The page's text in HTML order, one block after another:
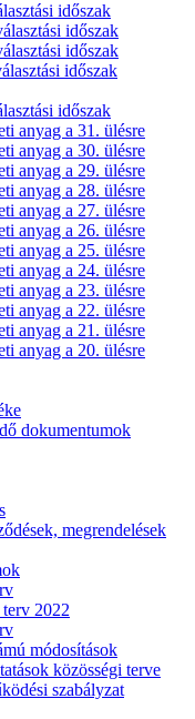
időszak
időszak
időszak
időszak
időszak
anyag a 31. ülésre
anyag a 30. ülésre
anyag a 29. ülésre
anyag a 28. ülésre
anyag a 27. ülésre
anyag a 26. ülésre
anyag a 25. ülésre
anyag a 24. ülésre
anyag a 23. ülésre
anyag a 22. ülésre
anyag a 21. ülésre
anyag a 20. ülésre
dokumentumok
megrendelések
2022
módosítások
közösségi terve
szabályzat